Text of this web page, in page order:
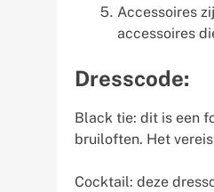
Accessoires
accessoires
Dresscode:
Black tie: dit is een
bruiloften. Het
Cocktail: deze